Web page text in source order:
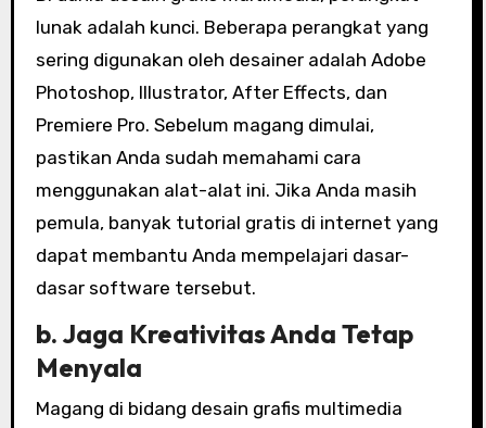
lunak adalah kunci. Beberapa perangkat yang
sering digunakan oleh desainer adalah Adobe
Photoshop, Illustrator, After Effects, dan
Premiere Pro. Sebelum magang dimulai,
pastikan Anda sudah memahami cara
menggunakan alat-alat ini. Jika Anda masih
pemula, banyak tutorial gratis di internet yang
dapat membantu Anda mempelajari dasar-
dasar software tersebut.
b. Jaga Kreativitas Anda Tetap
Menyala
Magang di bidang desain grafis multimedia